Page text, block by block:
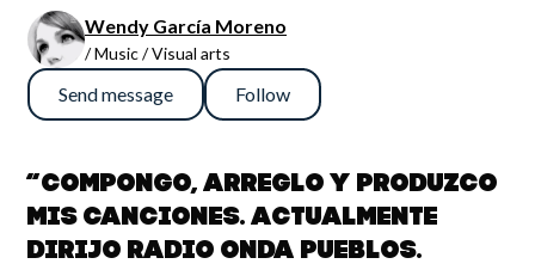
Wendy García Moreno
/ Music / Visual arts
Send message Follow
“Compongo, arreglo y produzco
mis canciones. Actualmente
dirijo Radio Onda Pueblos.